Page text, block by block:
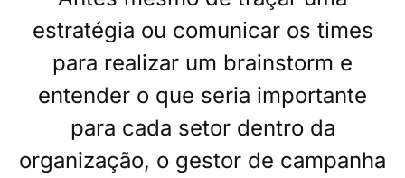
estratégia ou comunicar os times
para realizar um brainstorm e
entender o que seria importante
para cada setor dentro da
organização, o gestor de campanha